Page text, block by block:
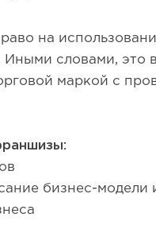
на
Иными словами, это
маркой с
бизнес-модели